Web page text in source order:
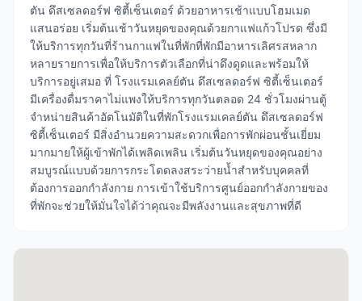
ตัน ดึสเซลดอร์ฟ ซิตี้เซ็นเตอร์ ด้วยอาหารเช้าแบบโฮมเมด
แสนอร่อย เริ่มต้นเช้าวันหยุดของคุณด้วยกาแฟแก้วโปรด ซึ่งมี
ให้บริการทุกวันที่ร้านกาแฟในที่พักที่พักมีอาหารเลิศรสหลาก
หลายรายการเพื่อให้บริการตัวเลือกที่น่าดึงดูดและพร้อมให้
บริการอยู่เสมอ ที่ โรงแรมเคลย์ตัน ดึสเซลดอร์ฟ ซิตี้เซ็นเตอร์
มีเครื่องดื่มราคาไม่แพงให้บริการทุกวันตลอด 24 ชั่วโมงผ่านตู้
จำหน่ายสินค้าอัตโนมัติในที่พักโรงแรมเคลย์ตัน ดึสเซลดอร์ฟ
ซิตี้เซ็นเตอร์ มีสิ่งอำนวยความสะดวกเพื่อการพักผ่อนชั้นเยี่ยม
มากมายให้ผู้เข้าพักได้เพลิดเพลิน เริ่มต้นวันหยุดของคุณอย่าง
สมบูรณ์แบบด้วยการกระโดดลงสระว่ายน้ำสำหรับบุคคลที่
ต้องการออกกำลังกาย การเข้าใช้บริการศูนย์ออกกำลังกายของ
ที่พักจะช่วยให้มั่นใจได้ว่าคุณจะมีพลังงานและสุขภาพที่ดี